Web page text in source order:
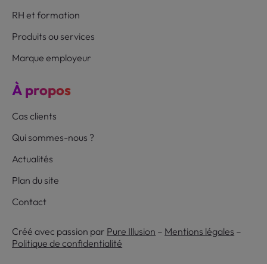
RH et formation
Produits ou services
Marque employeur
À propos
Cas clients
Qui sommes-nous ?
Actualités
Plan du site
Contact
Créé avec passion par Pure Illusion – Mentions légales –
Politique de confidentialité